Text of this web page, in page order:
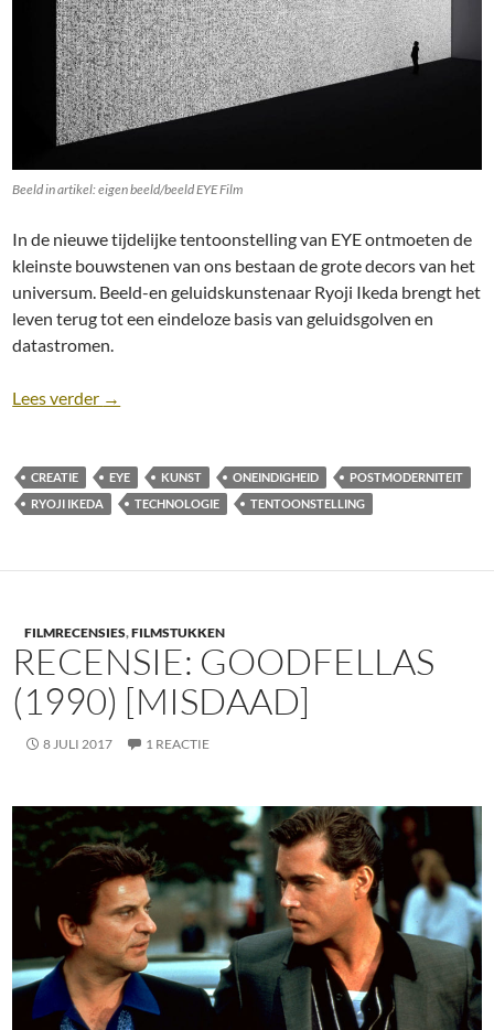
Beeld in artikel: eigen beeld/beeld EYE Film
In de nieuwe tijdelijke tentoonstelling van EYE ontmoeten de
kleinste bouwstenen van ons bestaan de grote decors van het
universum. Beeld-en geluidskunstenaar Ryoji Ikeda brengt het
leven terug tot een eindeloze basis van geluidsgolven en
datastromen.
Lees verder Modern of postmodern? Ryoji Ikeda exposeert in
→
CREATIE EYE KUNST ONEINDIGHEID
POSTMODERNITEIT
RYOJI IKEDA
TECHNOLOGIE TENTOONSTELLING
FILMRECENSIES,FILMSTUKKEN
RECENSIE: GOODFELLAS
(1990) [MISDAAD]
8 JULI 2017 1 REACTIE